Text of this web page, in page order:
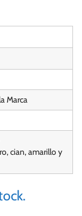
Marca
cian, amarillo y